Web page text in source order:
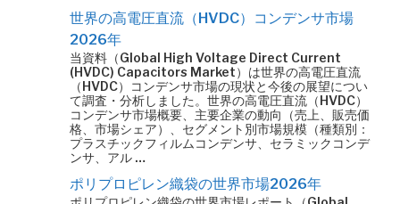
世界の高電圧直流（HVDC）コンデンサ市場
2026年
当資料（Global High Voltage Direct Current
(HVDC) Capacitors Market）は世界の高電圧直流
（HVDC）コンデンサ市場の現状と今後の展望につい
て調査・分析しました。世界の高電圧直流（HVDC）
コンデンサ市場概要、主要企業の動向（売上、販売価
格、市場シェア）、セグメント別市場規模（種類別：
プラスチックフィルムコンデンサ、セラミックコンデ
ンサ、アル …
ポリプロピレン織袋の世界市場2026年